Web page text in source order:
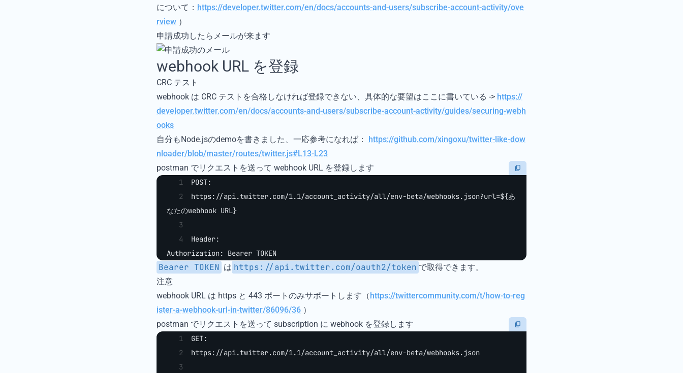
について： https://developer.twitter.com/en/docs/accounts-and-users/subscribe-account-activity/ove
rview ）
申請成功したらメールが来ます
webhook URL を登録
CRC テスト
webhook は CRC テストを合格しなければ登録できない、具体的な要望はここに書いている -> https://
developer.twitter.com/en/docs/accounts-and-users/subscribe-account-activity/guides/securing-webh
ooks
自分もNode.jsのdemoを書きました、一応参考になれば： https://github.com/xingoxu/twitter-like-dow
nloader/blob/master/routes/twitter.js#L13-L23
postman でリクエストを送って webhook URL を登録します
POST:
https://api.twitter.com/1.1/account_activity/all/env-beta/webhooks.json?url=${あ
なたのwebhook URL}
Header:
Authorization: Bearer TOKEN
Bearer TOKEN は https://api.twitter.com/oauth2/token で取得できます。
注意
webhook URL は https と 443 ポートのみサポートします（https://twittercommunity.com/t/how-to-reg
ister-a-webhook-url-in-twitter/86096/36 ）
postman でリクエストを送って subscription に webhook を登録します
GET:
https://api.twitter.com/1.1/account_activity/all/env-beta/webhooks.json